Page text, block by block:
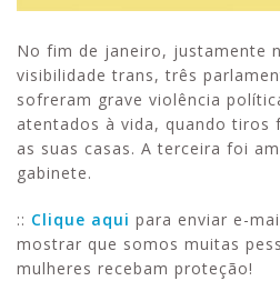
No fim de janeiro, justamente
visibilidade trans, três
sofreram grave violência
atentados à vida, quando tiros
as suas casas. A terceira foi
gabinete.
:: Clique aqui para enviar e-
mostrar que somos muitas
mulheres recebam proteção!